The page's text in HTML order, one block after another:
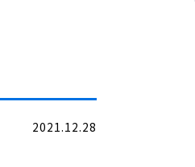
2021.12.28